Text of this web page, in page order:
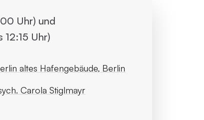
Uhr) und
Uhr)
altes Hafengebäude, Berlin
Carola Stiglmayr